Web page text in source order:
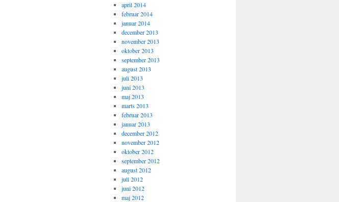
april 2014
februar 2014
januar 2014
december 2013
november 2013
oktober 2013
september 2013
august 2013
juli 2013
juni 2013
maj 2013
marts 2013
februar 2013
januar 2013
december 2012
november 2012
oktober 2012
september 2012
august 2012
juli 2012
juni 2012
maj 2012